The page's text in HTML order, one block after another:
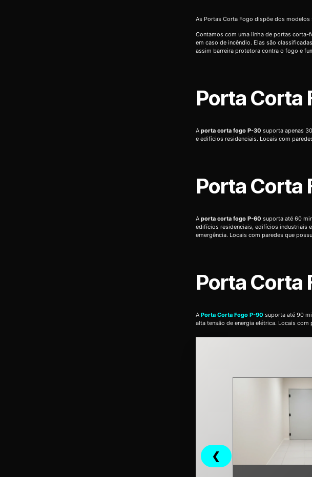
As Portas Corta Fogo dispõe dos
Contamos com uma linha de portas
em caso de incêndio. Elas são
assim barreira protetora contra o fogo e
Porta Corta
A porta corta fogo P-30 suporta apenas
e edifícios residenciais. Locais com
Porta Corta
A porta corta fogo P-60 suporta até 60
edifícios residenciais, edifícios industriais
emergência. Locais com paredes que
Porta Corta
A Porta Corta Fogo P-90 suporta até 90
alta tensão de energia elétrica. Locais
❮